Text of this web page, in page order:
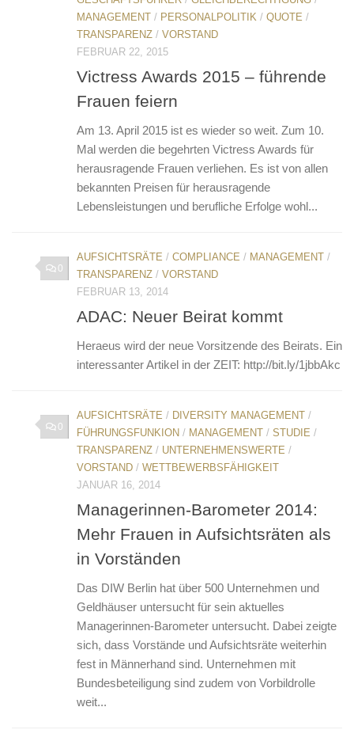
MANAGEMENT / PERSONALPOLITIK / QUOTE /
TRANSPARENZ / VORSTAND
FEBRUAR 22, 2015
Victress Awards 2015 – führende
Frauen feiern
Am 13. April 2015 ist es wieder so weit. Zum 10.
Mal werden die begehrten Victress Awards für
herausragende Frauen verliehen. Es ist von allen
bekannten Preisen für herausragende
Lebensleistungen und berufliche Erfolge wohl...
0
AUFSICHTSRÄTE / COMPLIANCE / MANAGEMENT /
TRANSPARENZ / VORSTAND
FEBRUAR 13, 2014
ADAC: Neuer Beirat kommt
Heraeus wird der neue Vorsitzende des Beirats. Ein
interessanter Artikel in der ZEIT: http://bit.ly/1jbbAkc
0
AUFSICHTSRÄTE / DIVERSITY MANAGEMENT /
FÜHRUNGSFUNKION / MANAGEMENT / STUDIE /
TRANSPARENZ / UNTERNEHMENSWERTE /
VORSTAND / WETTBEWERBSFÄHIGKEIT
JANUAR 16, 2014
Managerinnen-Barometer 2014:
Mehr Frauen in Aufsichtsräten als
in Vorständen
Das DIW Berlin hat über 500 Unternehmen und
Geldhäuser untersucht für sein aktuelles
Managerinnen-Barometer untersucht. Dabei zeigte
sich, dass Vorstände und Aufsichtsräte weiterhin
fest in Männerhand sind. Unternehmen mit
Bundesbeteiligung sind zudem von Vorbildrolle
weit...